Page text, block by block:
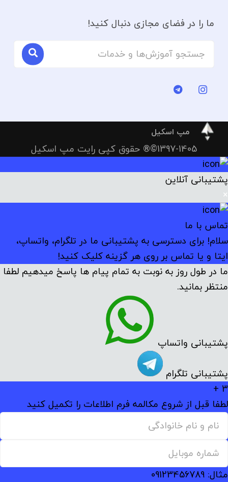
ما را در فضای مجازی دنبال کنید!
مپ اسکیل
1397-1405©® حقوق کپی رایت مپ اسکیل
پشتیبانی آنلاین
×
تماس با ما
سلام! برای دسترسی به پشتیبانی ما در تلگرام، واتساپ،
ایتا و یا تماس بر روی هر گزینه کلیک کنید!
ما در طول روز به نوبت به تمام پیام ها پاسخ میدهیم لطفا
منتظر بمانید.
پشتیبانی واتساپ
پشتیبانی تلگرام
3 +
لطفا قبل از شروع مکالمه فرم اطلاعات را تکمیل کنید
مثال: 09123456789